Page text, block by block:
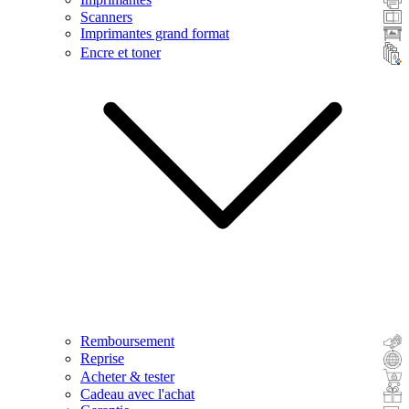
Scanners
Imprimantes grand format
Encre et toner
Remboursement
Reprise
Acheter & tester
Cadeau avec l'achat